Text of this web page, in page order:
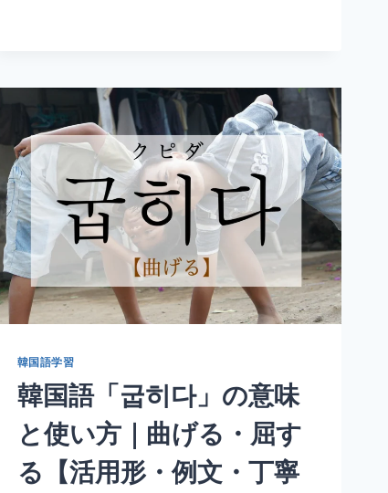
【섞
다
(ソ
ク
ッ
タ)】
の
意
や
は？
韓国語学習
韓国語「굽히다」の意味
と使い方｜曲げる・屈す
る【活用形・例文・丁寧